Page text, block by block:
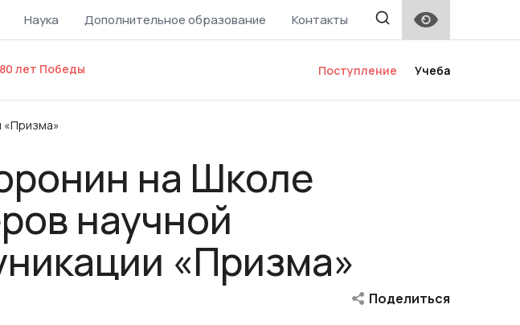
Наука Дополнительное образование Контакты
80 лет Победы Поступление Учеба
«Призма»
на Школе
научной
«Призма»
Поделиться